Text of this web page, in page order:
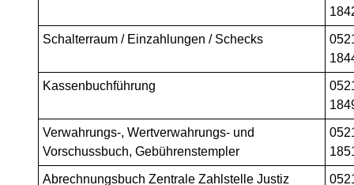
Schalterraum / Einzahlungen / Schecks
Kassenbuchführung
Verwahrungs-, Wertverwahrungs- und
Vorschussbuch, Gebührenstempler
Abrechnungsbuch Zentrale Zahlstelle Justiz